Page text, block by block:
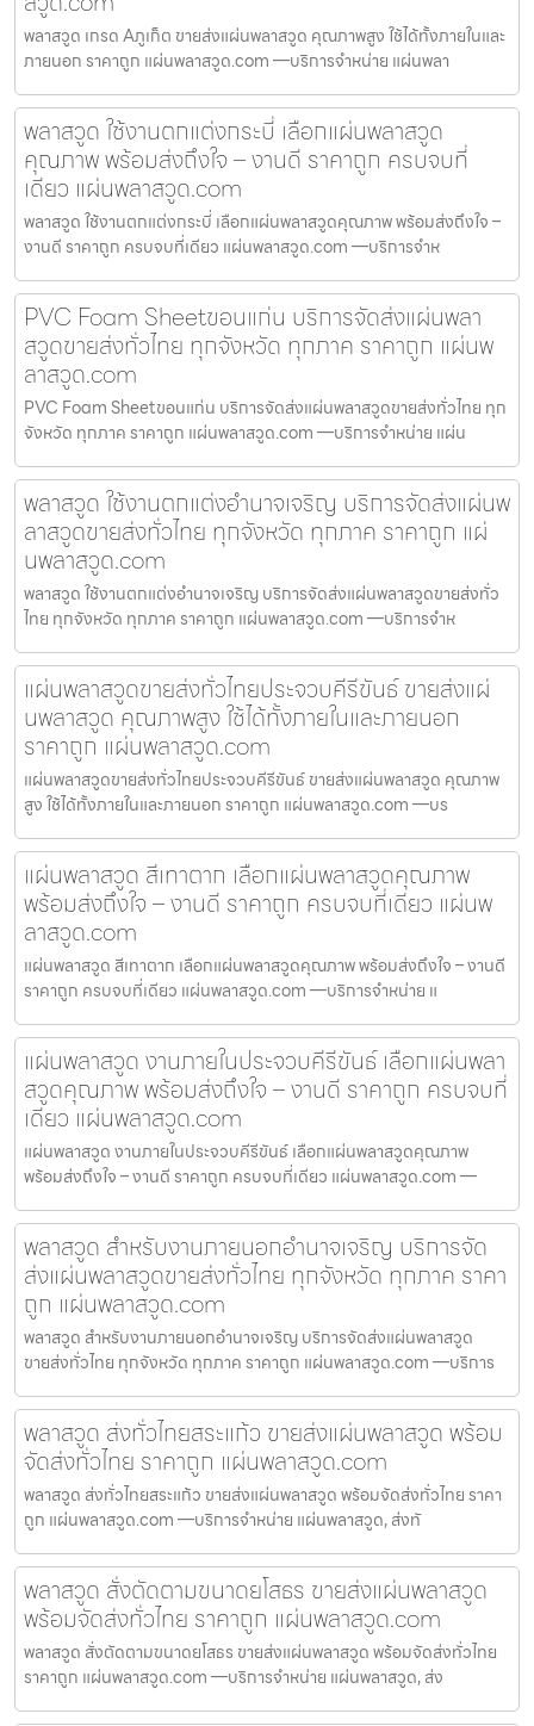
พลาสวูด เกรด Aภูเก็ต ขายส่งแผ่นพลาสวูด คุณภาพสูง ใช้ได้ทั้งภายในและ
ภายนอก ราคาถูก แผ่นพลาสวูด.com —บริการจำหน่าย แผ่นพลา
พลาสวูด ใช้งานตกแต่งกระบี่ เลือกแผ่นพลาสวูด
คุณภาพ พร้อมส่งถึงใจ – งานดี ราคาถูก ครบจบที่
เดียว แผ่นพลาสวูด.com
พลาสวูด ใช้งานตกแต่งกระบี่ เลือกแผ่นพลาสวูดคุณภาพ พร้อมส่งถึงใจ –
งานดี ราคาถูก ครบจบที่เดียว แผ่นพลาสวูด.com —บริการจำห
PVC Foam Sheetขอนแก่น บริการจัดส่งแผ่นพลา
สวูดขายส่งทั่วไทย ทุกจังหวัด ทุกภาค ราคาถูก แผ่นพ
ลาสวูด.com
PVC Foam Sheetขอนแก่น บริการจัดส่งแผ่นพลาสวูดขายส่งทั่วไทย ทุก
จังหวัด ทุกภาค ราคาถูก แผ่นพลาสวูด.com —บริการจำหน่าย แผ่น
พลาสวูด ใช้งานตกแต่งอำนาจเจริญ บริการจัดส่งแผ่นพ
ลาสวูดขายส่งทั่วไทย ทุกจังหวัด ทุกภาค ราคาถูก แผ่
นพลาสวูด.com
พลาสวูด ใช้งานตกแต่งอำนาจเจริญ บริการจัดส่งแผ่นพลาสวูดขายส่งทั่ว
ไทย ทุกจังหวัด ทุกภาค ราคาถูก แผ่นพลาสวูด.com —บริการจำห
แผ่นพลาสวูดขายส่งทั่วไทยประจวบคีรีขันธ์ ขายส่งแผ่
นพลาสวูด คุณภาพสูง ใช้ได้ทั้งภายในและภายนอก
ราคาถูก แผ่นพลาสวูด.com
แผ่นพลาสวูดขายส่งทั่วไทยประจวบคีรีขันธ์ ขายส่งแผ่นพลาสวูด คุณภาพ
สูง ใช้ได้ทั้งภายในและภายนอก ราคาถูก แผ่นพลาสวูด.com —บร
แผ่นพลาสวูด สีเทาตาก เลือกแผ่นพลาสวูดคุณภาพ
พร้อมส่งถึงใจ – งานดี ราคาถูก ครบจบที่เดียว แผ่นพ
ลาสวูด.com
แผ่นพลาสวูด สีเทาตาก เลือกแผ่นพลาสวูดคุณภาพ พร้อมส่งถึงใจ – งานดี
ราคาถูก ครบจบที่เดียว แผ่นพลาสวูด.com —บริการจำหน่าย แ
แผ่นพลาสวูด งานภายในประจวบคีรีขันธ์ เลือกแผ่นพลา
สวูดคุณภาพ พร้อมส่งถึงใจ – งานดี ราคาถูก ครบจบที่
เดียว แผ่นพลาสวูด.com
แผ่นพลาสวูด งานภายในประจวบคีรีขันธ์ เลือกแผ่นพลาสวูดคุณภาพ
พร้อมส่งถึงใจ – งานดี ราคาถูก ครบจบที่เดียว แผ่นพลาสวูด.com —
พลาสวูด สำหรับงานภายนอกอำนาจเจริญ บริการจัด
ส่งแผ่นพลาสวูดขายส่งทั่วไทย ทุกจังหวัด ทุกภาค ราคา
ถูก แผ่นพลาสวูด.com
พลาสวูด สำหรับงานภายนอกอำนาจเจริญ บริการจัดส่งแผ่นพลาสวูด
ขายส่งทั่วไทย ทุกจังหวัด ทุกภาค ราคาถูก แผ่นพลาสวูด.com —บริการ
พลาสวูด ส่งทั่วไทยสระแก้ว ขายส่งแผ่นพลาสวูด พร้อม
จัดส่งทั่วไทย ราคาถูก แผ่นพลาสวูด.com
พลาสวูด ส่งทั่วไทยสระแก้ว ขายส่งแผ่นพลาสวูด พร้อมจัดส่งทั่วไทย ราคา
ถูก แผ่นพลาสวูด.com —บริการจำหน่าย แผ่นพลาสวูด, ส่งทั
พลาสวูด สั่งตัดตามขนาดยโสธร ขายส่งแผ่นพลาสวูด
พร้อมจัดส่งทั่วไทย ราคาถูก แผ่นพลาสวูด.com
พลาสวูด สั่งตัดตามขนาดยโสธร ขายส่งแผ่นพลาสวูด พร้อมจัดส่งทั่วไทย
ราคาถูก แผ่นพลาสวูด.com —บริการจำหน่าย แผ่นพลาสวูด, ส่ง